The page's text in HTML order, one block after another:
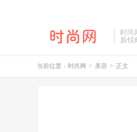
时尚
新锐
当前位置： 时尚网 > 美容 > 正文